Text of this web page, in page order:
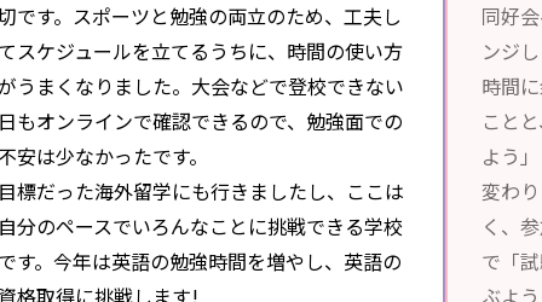
です。スポーツと勉強の両立のため、工夫し
スケジュールを立てるうちに、時間の使い方
うまくなりました。大会などで登校できない
もオンラインで確認できるので、勉強面での
安は少なかったです。
標だった海外留学にも行きましたし、ここは
分のペースでいろんなことに挑戦できる学校
す。今年は英語の勉強時間を増やし、英語の
同好
ンジ
時間
こと
よう
変わ
く、
で「